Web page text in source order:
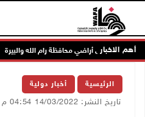
أهم الاخبار
الرئيسية أخبار دولية
تاريخ النشر: 14/03/2022 04:54 م